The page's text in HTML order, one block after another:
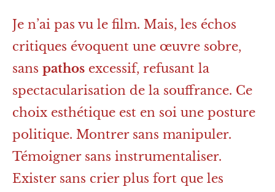
Je n’ai pas vu le film. Mais, les échos
critiques évoquent une œuvre sobre,
sans pathos excessif, refusant la
spectacularisation de la souffrance. Ce
choix esthétique est en soi une posture
politique. Montrer sans manipuler.
Témoigner sans instrumentaliser.
Exister sans crier plus fort que les